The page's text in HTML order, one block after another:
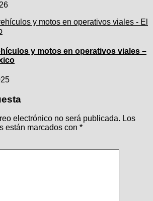
y motos en operativos viales –
electrónico no será publicada. Los
están marcados con *